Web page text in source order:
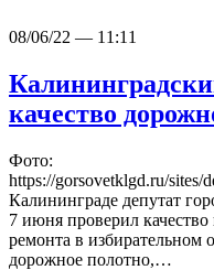
08/06/22 — 11:11
качество
Фото:
https://gorsovetklgd.ru/
Калининграде депутат
7 июня проверил
ремонта в
дорожное полотно,…